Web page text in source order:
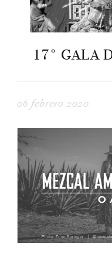
17° GALA
06 febrero 2020